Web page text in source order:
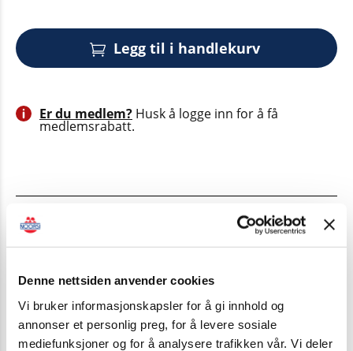
Denne nettsiden anvender cookies
Vi bruker informasjonskapsler for å gi innhold og
annonser et personlig preg, for å levere sosiale
mediefunksjoner og for å analysere trafikken vår. Vi deler
Legg til i handlekurv
Er du medlem? Husk å logge inn for å få
medlemsrabatt.
Informasjon
Leveres i sett av 50 skjema med gjennomslag i 3
eksemplar (ett til maskin, ett til firma og ett til
kontrolløren selv).